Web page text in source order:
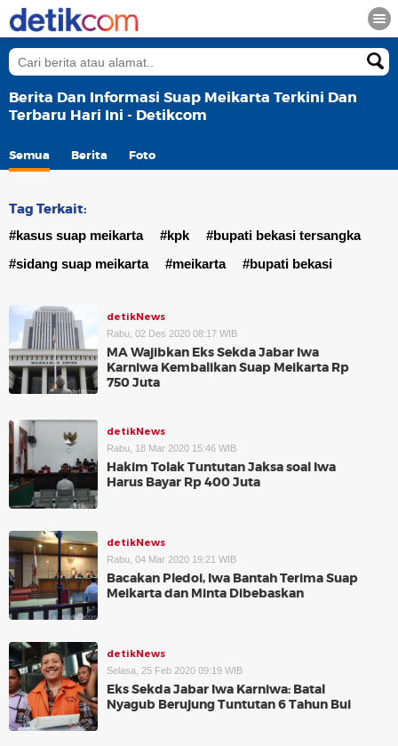
Berita Dan Informasi Suap Meikarta Terkini Dan
Terbaru Hari Ini - Detikcom
Semua Berita Foto
Tag Terkait:
#kasus suap meikarta #kpk
#bupati bekasi tersangka
#sidang suap meikarta
#meikarta #bupati bekasi
detikNews
Rabu, 02 Des 2020 08:17 WIB
MA Wajibkan Eks Sekda Jabar Iwa
Karniwa Kembalikan Suap Meikarta Rp
750 Juta
detikNews
Rabu, 18 Mar 2020 15:46 WIB
Hakim Tolak Tuntutan Jaksa soal Iwa
Harus Bayar Rp 400 Juta
detikNews
Rabu, 04 Mar 2020 19:21 WIB
Bacakan Pledoi, Iwa Bantah Terima Suap
Meikarta dan Minta Dibebaskan
detikNews
Selasa, 25 Feb 2020 09:19 WIB
Eks Sekda Jabar Iwa Karniwa: Batal
Nyagub Berujung Tuntutan 6 Tahun Bui